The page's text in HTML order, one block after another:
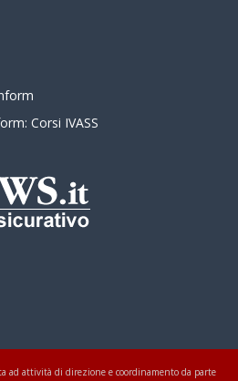
Corsi IVASS
ad attività di direzione e coordinamento da parte